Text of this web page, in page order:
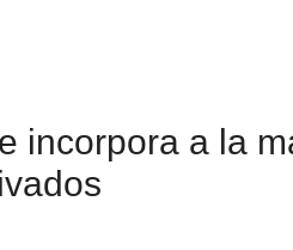
incorpora a la